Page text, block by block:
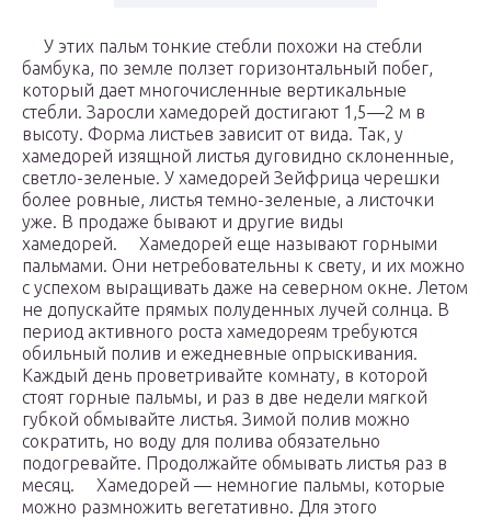
У этих пальм тонкие стебли похожи на стебли
бамбука, по земле ползет горизонтальный побег,
который дает многочисленные вертикальные
стебли. Заросли хамедорей достигают 1,5—2 м в
высоту. Форма листьев зависит от вида. Так, у
хамедорей изящной листья дуговидно склоненные,
светло-зеленые. У хамедорей Зейфрица черешки
более ровные, листья темно-зеленые, а листочки
уже. В продаже бывают и другие виды
хамедорей. Хамедорей еще называют горными
пальмами. Они нетребовательны к свету, и их можно
с успехом выращивать даже на северном окне. Летом
не допускайте прямых полуденных лучей солнца. В
период активного роста хамедореям требуются
обильный полив и ежедневные опрыскивания.
Каждый день проветривайте комнату, в которой
стоят горные пальмы, и раз в две недели мягкой
губкой обмывайте листья. Зимой полив можно
сократить, но воду для полива обязательно
подогревайте. Продолжайте обмывать листья раз в
месяц. Хамедорей — немногие пальмы, которые
можно размножить вегетативно. Для этого